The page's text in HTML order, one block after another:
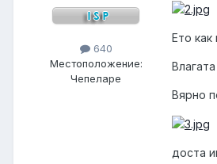
640
Местоположение:
Чепеларе
Ето как
Вярно
доста